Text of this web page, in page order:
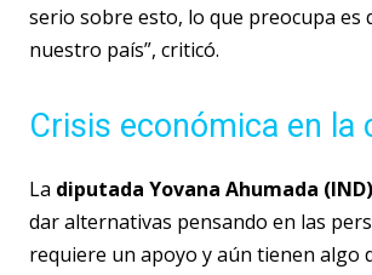
serio sobre esto, lo que preocupa es
nuestro país”, criticó.
Crisis económica en la
La diputada Yovana Ahumada (IND)
dar alternativas pensando en las
requiere un apoyo y aún tienen algo